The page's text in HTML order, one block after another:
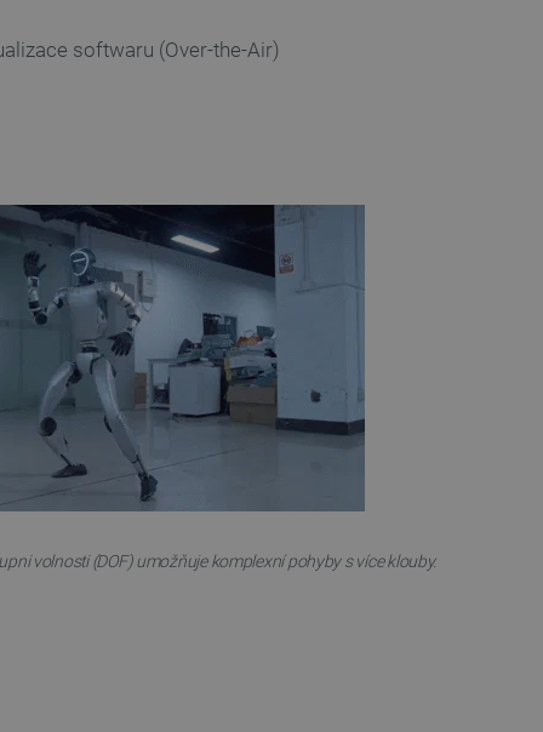
softwaru (Over-the-Air)
volnosti (DOF) umožňuje komplexní pohyby s více klouby.
Je nutné, aby banner
jejich webových
s používáním
soulad se
kategorie souborů
PHP. Toto je univerzální
uživatelů. Obvykle se
být specifické pro
stavu uživatele
zátěže, aby se zajistilo, že
prohlížení směřovány na
a uživatelský komfort.
uživatelských údajů pro
pro účet, který je
a správou účtů.